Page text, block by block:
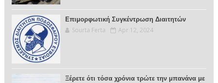
Επιμορφωτική Συγκέντρωση Διαιτητών
Sourta Ferta Apr 12, 2024
Ξέρετε ότι τόσα χρόνια τρώτε την μπανάνα με